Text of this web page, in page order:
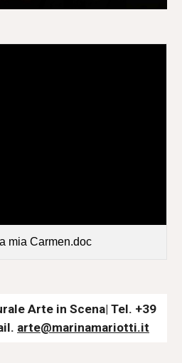
mia Carmen.doc
Arte in Scena| Tel. +39
arte@marinamariotti.it